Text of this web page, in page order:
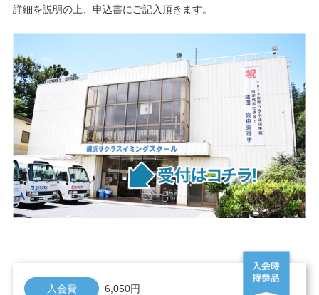
詳細を説明の上、申込書にご記入頂きます。
入会費 6,050円